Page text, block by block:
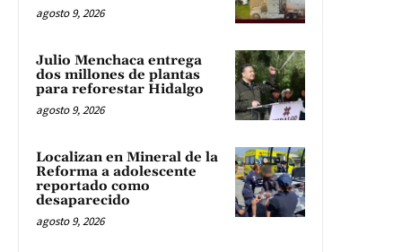
agosto 9, 2026
Julio Menchaca entrega
dos millones de plantas
para reforestar Hidalgo
agosto 9, 2026
Localizan en Mineral de la
Reforma a adolescente
reportado como
desaparecido
agosto 9, 2026